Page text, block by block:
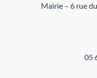
Mairie – 6 rue
05